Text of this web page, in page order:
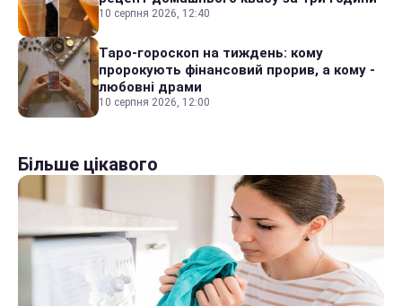
10 серпня 2026, 12:40
Таро-гороскоп на тиждень: кому
пророкують фінансовий прорив, а кому -
любовні драми
10 серпня 2026, 12:00
Більше цікавого